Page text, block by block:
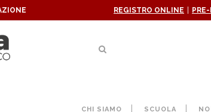
REGISTRO ONLINE
CHI SIAMO SCUOLA
FERMA. A VILLA